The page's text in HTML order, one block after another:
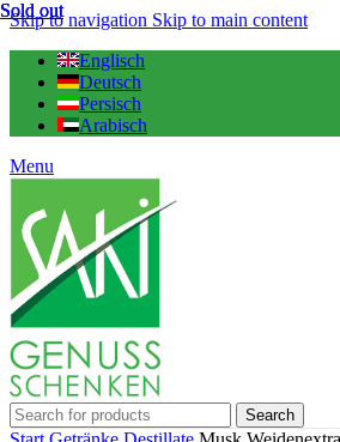
Skip to navigation Skip to main content
Englisch
Deutsch
Persisch
Arabisch
Menu
Search
Sold out
Sold out
Sold out